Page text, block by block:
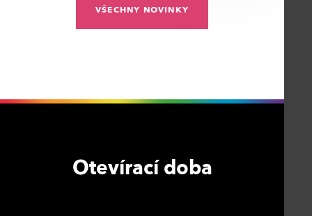
VŠECHNY NOVINKY
Otevírací doba